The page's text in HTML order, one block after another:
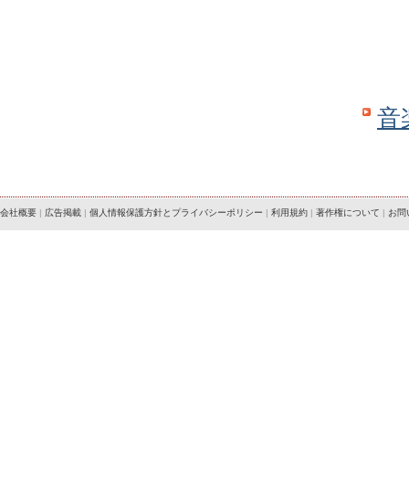
音
会社概要 | 広告掲載 | 個人情報保護方針とプライバシーポリシー | 利用規約 | 著作権について | お問